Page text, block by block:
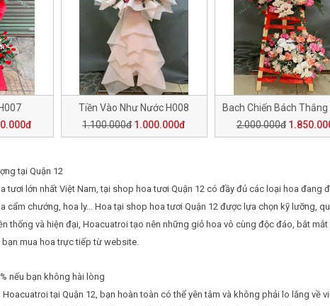
Tiền Vào Như Nước H008
1.100.000đ 1.000.000đ
Bach Chiến Bách Thắng
2.000.000đ
tại Quận 12
tươi lớn nhất Việt Nam, tại shop hoa tươi Quận 12 có đầy đủ các loại hoa đang
cẩm chướng, hoa ly... Hoa tại shop hoa tươi Quận 12 được lựa chọn kỹ lưỡng,
thống và hiện đại, Hoacuatroi tạo nên những giỏ hoa vô cùng độc đáo, bắt
bạn mua hoa trực tiếp từ website.
nếu bạn không hài lòng
tại Quận 12, bạn hoàn toàn có thể yên tâm và không phải lo lắng về